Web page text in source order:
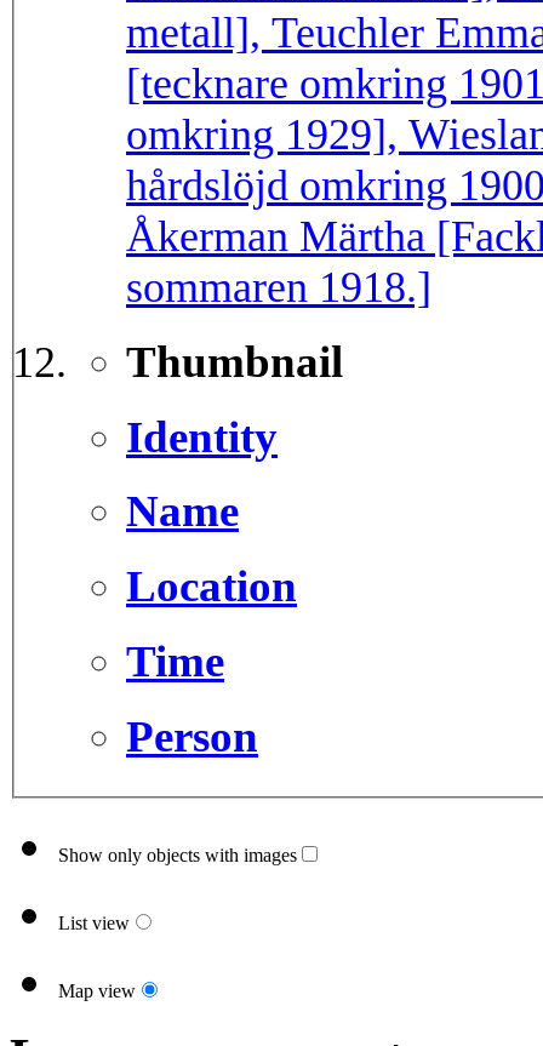
metall], Teuchler
[tecknare omkring
omkring 1929],
hårdslöjd omkring
Åkerman Märtha
sommaren 1918.]
Thumbnail
Identity
Name
Location
Time
Person
Show only objects with images
List view
Map view